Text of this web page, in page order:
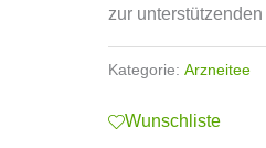
zur
Kategorie:Arzneitee
Wunschliste